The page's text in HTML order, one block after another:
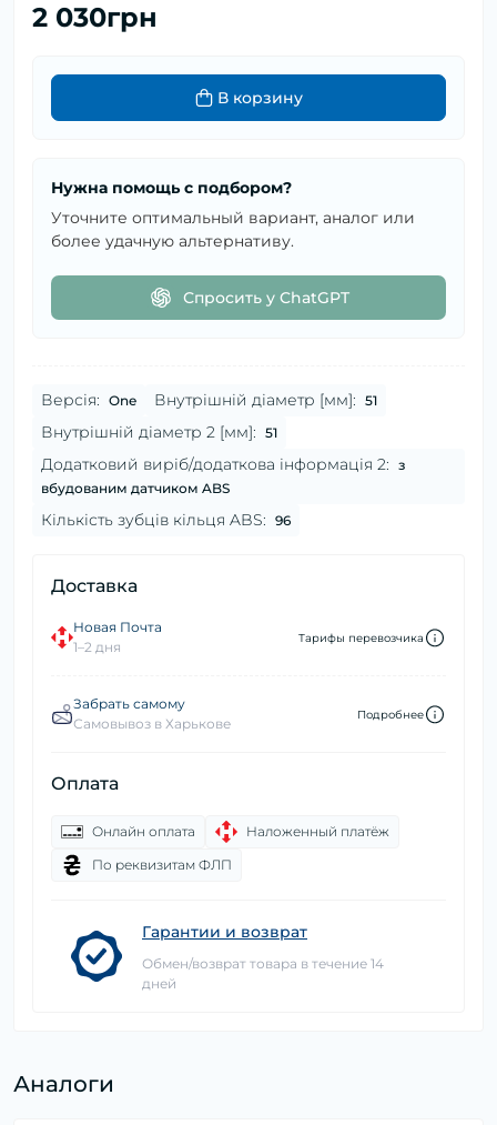
2 030грн
В корзину
Нужна помощь с подбором?
Уточните оптимальный вариант, аналог или
более удачную альтернативу.
Спросить у ChatGPT
Версія: One Внутрішній діаметр [мм]: 51
Внутрішній діаметр 2 [мм]: 51
Додатковий виріб/додаткова інформація 2: з
вбудованим датчиком ABS
Кількість зубців кільця ABS: 96
Доставка
Новая Почта
1–2 дня
Тарифы перевозчика
Забрать самому
Самовывоз в Харькове
Подробнее
Оплата
Онлайн оплата
Наложенный платёж
По реквизитам ФЛП
Гарантии и возврат
Обмен/возврат товара в течение 14
дней
Аналоги